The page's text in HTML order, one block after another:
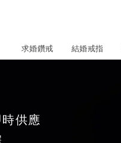
求婚鑽戒
結婚戒指
供應